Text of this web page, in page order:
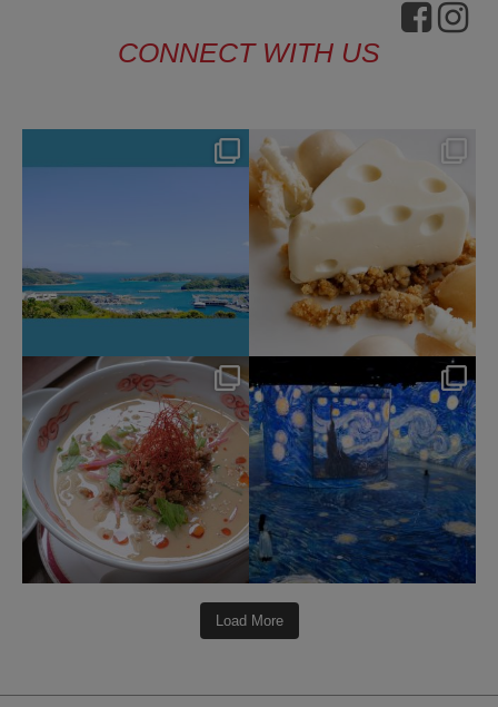
CONNECT WITH US
hotel_jalcity
7月 29
hotel_jalcity
7月 22
207 1
hotel_jalcity
7月 9
260 0
Load More